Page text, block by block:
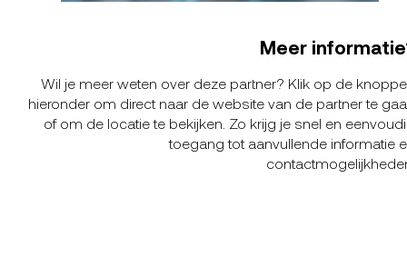
Meer
Wil je meer weten over deze partner? Klik op de
hieronder om direct naar de website van de partner te
of om de locatie te bekijken. Zo krijg je snel en
toegang tot aanvullende informatie